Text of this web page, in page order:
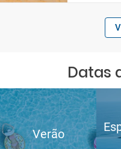
Datas
Verão